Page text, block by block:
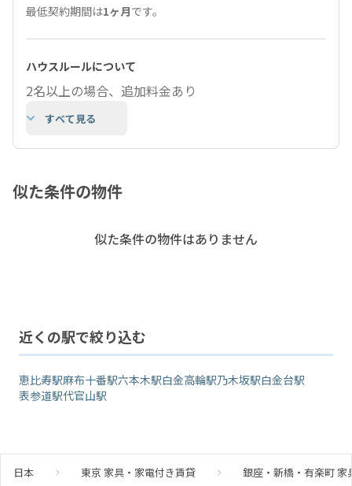
最低契約期間は1ヶ月です。
ハウスルールについて
2名以上の場合、追加料金あり
すべて見る
似た条件の物件
似た条件の物件はありません
近くの駅で絞り込む
恵比寿駅麻布十番駅六本木駅白金高輪駅乃木坂駅白金台駅
表参道駅代官山駅
日本 東京 家具・家電付き賃貸 銀座・新橋・有楽町 家